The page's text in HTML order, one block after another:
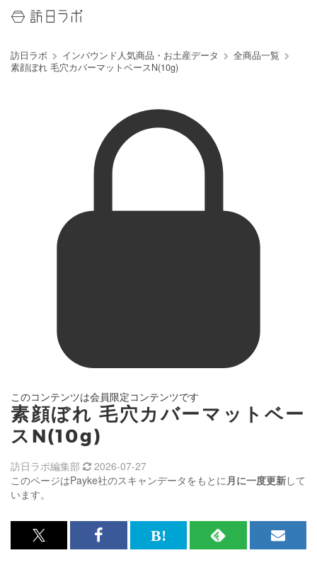
訪日ラボ インバウンド人気商品・お土産データ
全商品一覧
素顔ぼれ 毛穴カバーマットベースN(10g)
このコンテンツは会員限定コンテンツです
素顔ぼれ 毛穴カバーマットベー
スN(10g)
このページはPayke社のスキャンデータをもとに月に一度更新して
います。
訪日ラボ編集部 2026-07-27
x<br>
Facebook<br>
は
RSS
メ